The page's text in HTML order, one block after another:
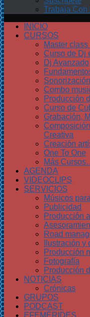
Trabaja Con
INICIO
CURSOS
Master
Curso de Dj
Dj Avanzado
Combo
Producción
Curso de
Grabación,
Creativa
Creación
One To One
Más
AGENDA
VIDEOCLIPS
SERVICIOS
Músicos
Publicidad
Producción
Road
Ilustración
Producción
Fotografía
Producción
NOTICIAS
Crónicas
GRUPOS
PODCAST
EFEMÉRIDES